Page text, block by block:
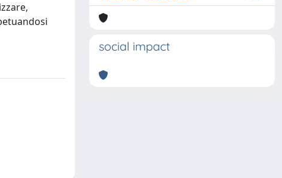
social impact